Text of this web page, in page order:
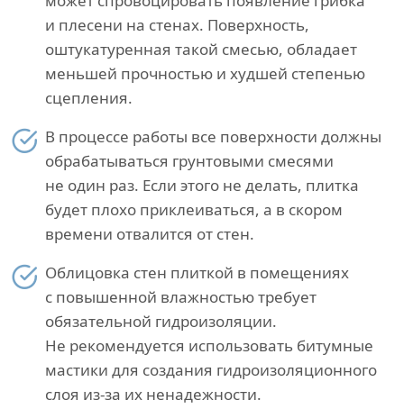
и плесени на стенах. Поверхность,
оштукатуренная такой смесью, обладает
меньшей прочностью и худшей степенью
сцепления.
В процессе работы все поверхности должны
обрабатываться грунтовыми смесями
не один раз. Если этого не делать, плитка
будет плохо приклеиваться, а в скором
времени отвалится от стен.
Облицовка стен плиткой в помещениях
с повышенной влажностью требует
обязательной гидроизоляции.
Не рекомендуется использовать битумные
мастики для создания гидроизоляционного
слоя из-за их ненадежности.